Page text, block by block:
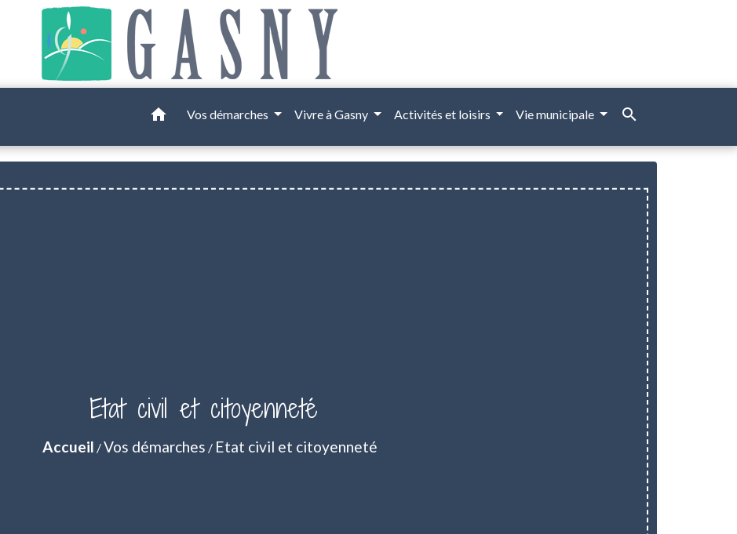
home Vos démarches Vivre à Gasny Activités et loisirs Vie municipale search
Etat civil et citoyenneté
Accueil /Vos démarches / Etat civil et citoyenneté